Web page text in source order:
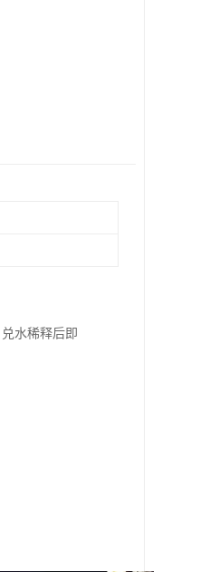
水稀释后即